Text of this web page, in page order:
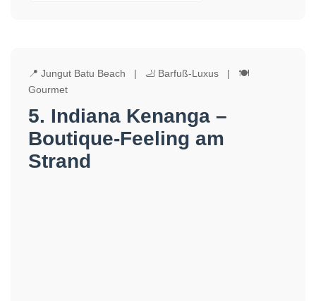
📍 Jungut Batu Beach | 🦶 Barfuß-Luxus | 🍽️
Gourmet
5. Indiana Kenanga –
Boutique-Feeling am
Strand